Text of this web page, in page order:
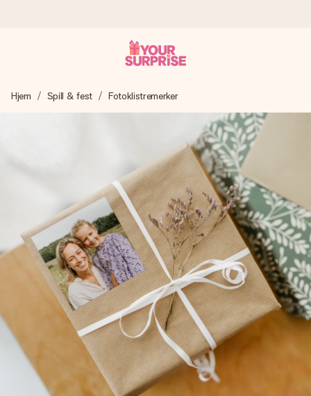
Vi lager dine gaver med omtanke og sender den avgårde så
raskt som mulig - slik at du kan gi gaven i tide, når den betyr
4,5 (basert på +15 000 anmeldelser)
Gavene våre inspirerer. Kundene gir oss 4,5 på Google
Reviews.
Gratis kort med hilsen
Lag noe unikt med bare noen få steg - med hennes navn,
et bilde av dere eller en beskjed som virkelig berører
hjertet. Ikke noe tull, bare masse kjærlighet i øyeblikket.
Hjem Spill & fest Fotoklistremerker